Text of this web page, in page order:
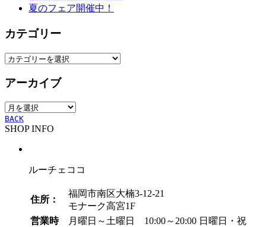
夏のフェア開催中！
カテゴリー
カ
ゴ
ー
アーカイブ
ア
ー
カ
BACK
SHOP INFO
ルーチェココ
住所：
福岡市南区大楠3-12-21
モナーク高宮1F
営業時
月曜日～土曜日 10:00～20:00 日曜日・祝